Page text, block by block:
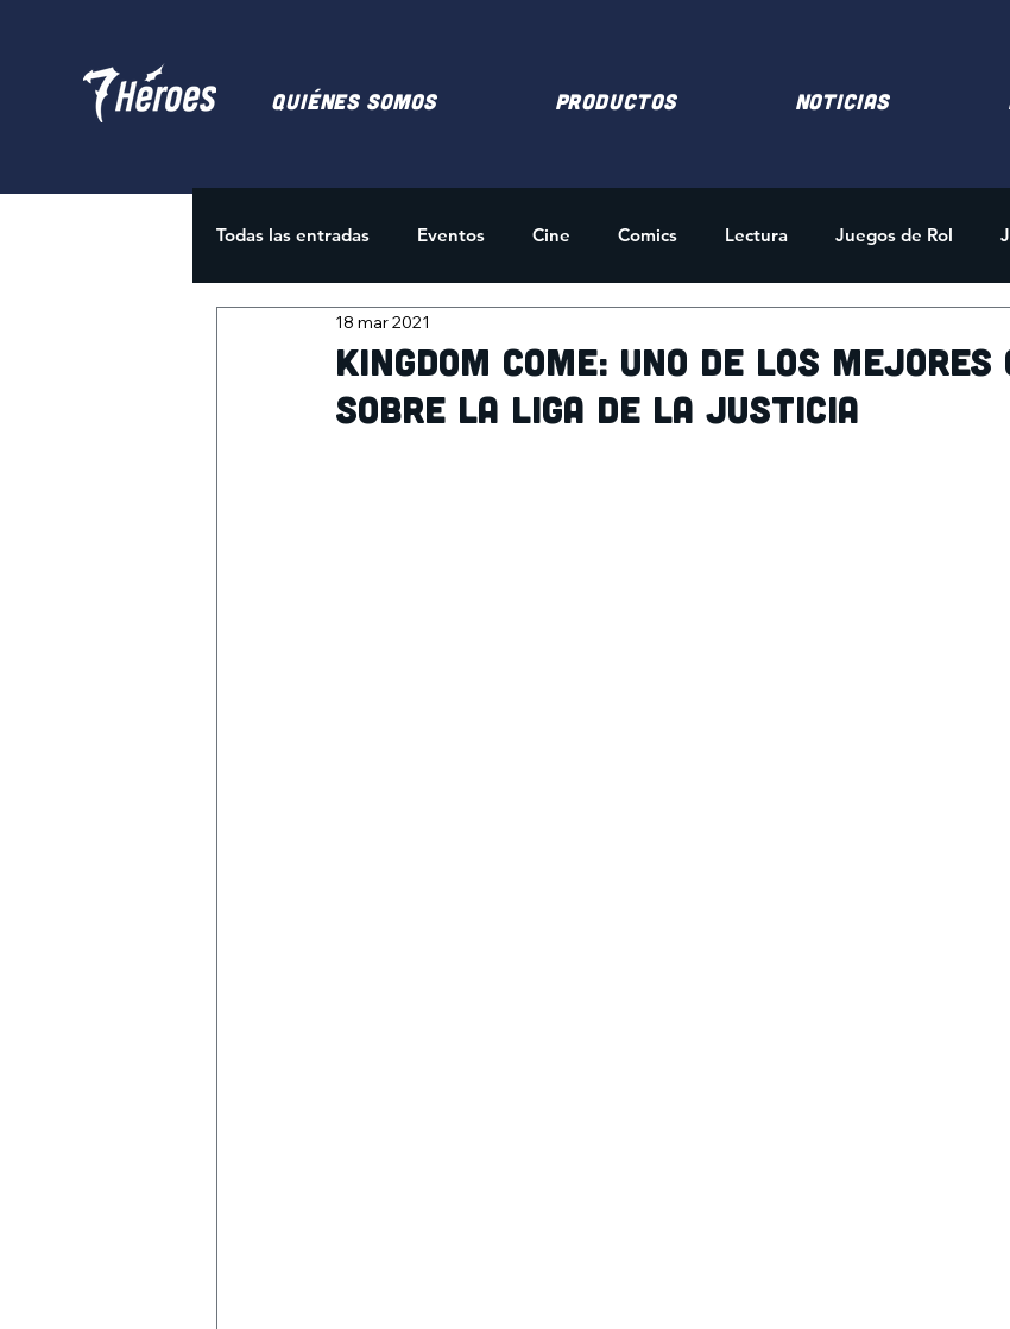
Quiénes somos PRODUCTOS NOTICIAS
Todas las entradas Eventos Cine Comics Lectura Juegos de Rol
Juegos de Cartas
Kingdom come: uno de los mejores
sobre la Liga de la Justicia
18 mar 2021